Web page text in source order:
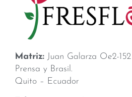
Matriz: Juan Galarza Oe2-
Prensa y Brasil.
Quito – Ecuador